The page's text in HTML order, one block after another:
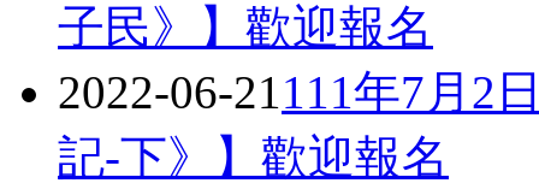
子民》】歡迎報名
2022-06-21111年7月2
記-下》】歡迎報名